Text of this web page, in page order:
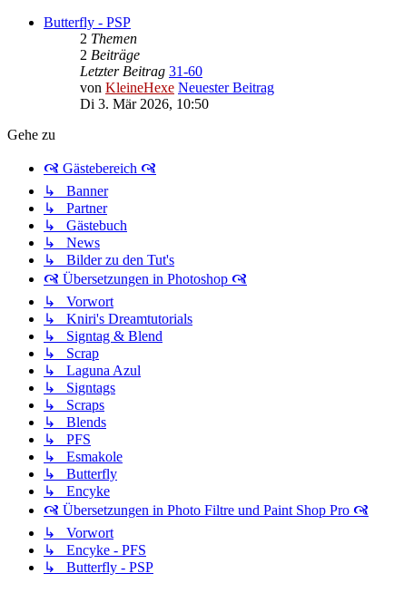
Butterfly - PSP
2 Themen
2 Beiträge
Letzter Beitrag 31-60
von KleineHexe Neuester Beitrag
Di 3. Mär 2026, 10:50
Gehe zu
🙧 Gästebereich 🙧
↳ Banner
↳ Partner
↳ Gästebuch
↳ News
↳ Bilder zu den Tut's
🙧 Übersetzungen in Photoshop 🙧
↳ Vorwort
↳ Kniri's Dreamtutorials
↳ Signtag & Blend
↳ Scrap
↳ Laguna Azul
↳ Signtags
↳ Scraps
↳ Blends
↳ PFS
↳ Esmakole
↳ Butterfly
↳ Encyke
🙧 Übersetzungen in Photo Filtre und Paint Shop Pro 🙧
↳ Vorwort
↳ Encyke - PFS
↳ Butterfly - PSP